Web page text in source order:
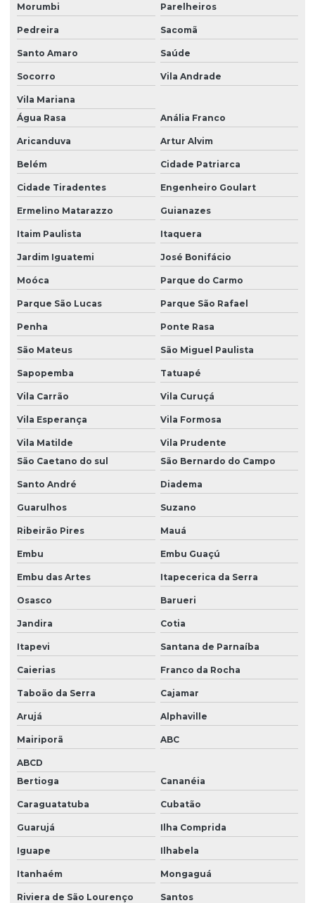
Morumbi Parelheiros
Pedreira Sacomã
Santo Amaro Saúde
Socorro Vila Andrade
Vila Mariana
Água Rasa
Anália Franco
Aricanduva Artur Alvim
Belém Cidade Patriarca
Cidade Tiradentes Engenheiro Goulart
Ermelino Matarazzo Guianazes
Itaim Paulista Itaquera
Jardim Iguatemi José Bonifácio
Moóca Parque do Carmo
Parque São Lucas Parque São Rafael
Penha Ponte Rasa
São Mateus São Miguel Paulista
Sapopemba Tatuapé
Vila Carrão Vila Curuçá
Vila Esperança Vila Formosa
Vila Matilde
Vila Prudente
São Caetano do sul
São Bernardo do Campo
Santo André Diadema
Guarulhos Suzano
Ribeirão Pires Mauá
Embu Embu Guaçú
Embu das Artes Itapecerica da Serra
Osasco Barueri
Jandira Cotia
Itapevi Santana de Parnaíba
Caierias Franco da Rocha
Taboão da Serra Cajamar
Arujá Alphaville
Mairiporã ABC
ABCD
Bertioga
Cananéia
Caraguatatuba Cubatão
Guarujá Ilha Comprida
Iguape Ilhabela
Itanhaém Mongaguá
Riviera de São Lourenço Santos